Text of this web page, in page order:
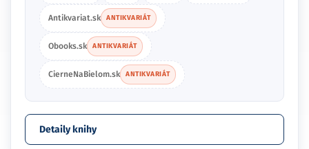
Antikvariat.sk ANTIKVARIÁT
Obooks.sk ANTIKVARIÁT
CierneNaBielom.sk ANTIKVARIÁT
Detaily knihy